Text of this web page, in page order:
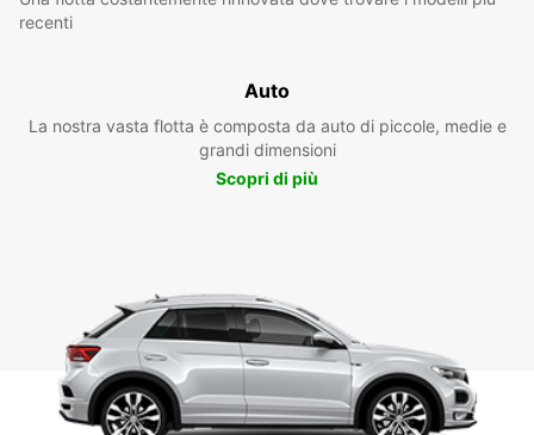
recenti
Auto
La nostra vasta flotta è composta da auto di piccole, medie e
grandi dimensioni
Scopri di più